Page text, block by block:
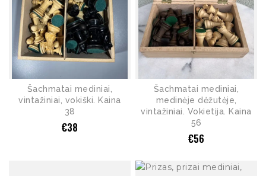
Šachmatai mediniai,
vintažiniai, vokiški. Kaina
38
€38
Šachmatai mediniai,
medinėje dėžutėje,
vintažiniai. Vokietija. Kaina
56
€56